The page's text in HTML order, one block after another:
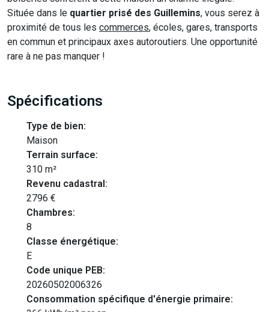
Située dans le quartier prisé des Guillemins, vous serez à
proximité de tous les commerces, écoles, gares, transports
en commun et principaux axes autoroutiers. Une opportunité
rare à ne pas manquer !
Spécifications
Type de bien:
Maison
Terrain surface:
310 m²
Revenu cadastral:
2796 €
Chambres:
8
Classe énergétique:
E
Code unique PEB:
20260502006326
Consommation spécifique d'énergie primaire: